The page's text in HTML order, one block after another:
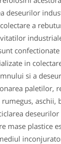
deseurilor
a
confectionate
in
si a
paletilor,
aschii,
mase plastice